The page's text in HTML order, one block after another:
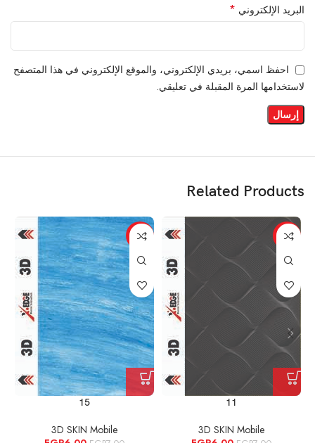
البريد الإلكتروني *
احفظ اسمي، بريدي الإلكتروني، والموقع الإلكتروني في هذا المتصفح
لاستخدامها المرة المقبلة في تعليقي.
Related Products
-14%
11
3D SKIN Mobile
-14%
15
3D SKIN Mobile